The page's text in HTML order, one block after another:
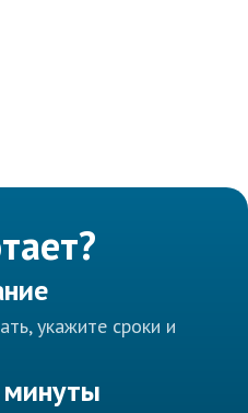
укажите сроки и